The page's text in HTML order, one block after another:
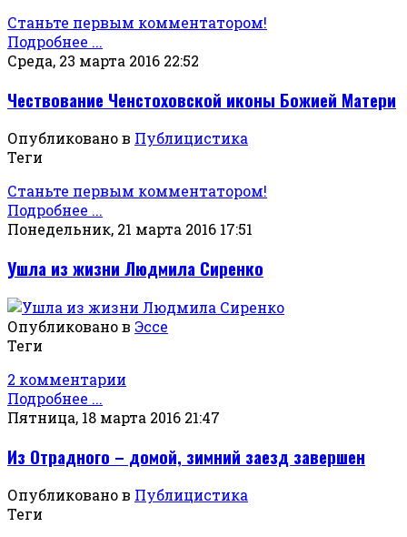
Станьте первым комментатором!
Подробнее ...
Среда, 23 марта 2016 22:52
Чествование Ченстоховской иконы Божией Матери
Опубликовано в Публицистика
Теги
Станьте первым комментатором!
Подробнее ...
Понедельник, 21 марта 2016 17:51
Ушла из жизни Людмила Сиренко
Опубликовано в Эссе
Теги
2 комментарии
Подробнее ...
Пятница, 18 марта 2016 21:47
Из Отрадного – домой, зимний заезд завершен
Опубликовано в Публицистика
Теги